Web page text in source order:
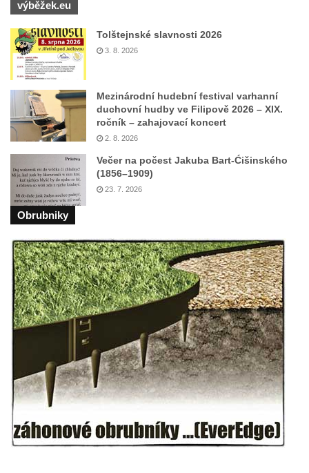
Hrob Jiřího Kasala na hřbitově v Dubé
Pomník padlým rudoarmějcům na hřbitově
v Dubé
Pomník obětem 2. světové války v Dubé
Pomník obětem Rumburské vzpoury u
hřbitova v Rumburku
Pomník obětem 1. světové války na hřbitově
Hrob Petra Záhorky na hřbitově ve Velkém
Šenově
Hrob Rudolfa Hovorky na hřbitově ve
Velkém Šenově
Hrob Ondreje Gurina na hřbitově ve Velkém
Šenově
Hrob Heinricha Hoffmanna na hřbitově ve
Velkém Šenově
Hrob Heinricha Wünscheho na hřbitově ve
Velkém Šenově
Kenotaf Gerharda Poschera na hřbitově ve
Velkém Šenově
Kenotaf Gerharda Adolfa Johanna Sauera
na hřbitově ve Velkém Šenově
Pomník obětem 1. světové války před
výběžek.eu
Tolštejnské slavnosti 2026
3. 8. 2026
Mezinárodní hudební festival varhanní
duchovní hudby ve Filipově 2026 – XIX.
ročník – zahajovací koncert
2. 8. 2026
Večer na počest Jakuba Bart-Ćišinského
(1856–1909)
23. 7. 2026
Obrubniky